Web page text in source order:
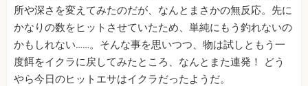
所や深さを変えてみたのだが、なんとまさかの無反応。先に
かなりの数をヒットさせていたため、単純にもう釣れないの
かもしれない……。そんな事を思いつつ、物は試しともう一
度餌をイクラに戻してみたところ、なんとまた連発！ どう
やら今日のヒットエサはイクラだったようだ。